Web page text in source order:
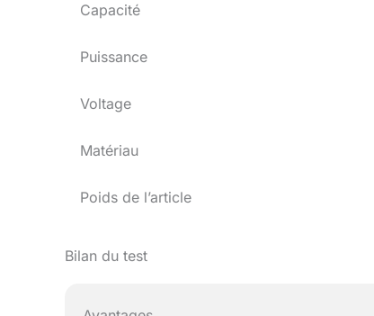
Capacité
Puissance
Voltage
Matériau
Poids de l’article
Bilan du test